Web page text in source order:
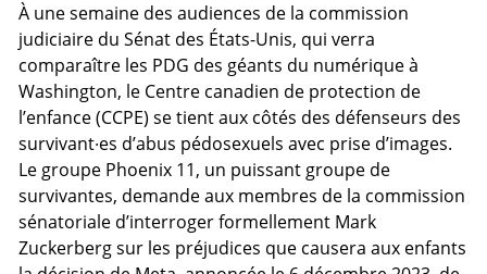
À une semaine des audiences de la commission
judiciaire du Sénat des États-Unis, qui verra
comparaître les PDG des géants du numérique à
Washington, le Centre canadien de protection de
l’enfance (CCPE) se tient aux côtés des défenseurs des
survivant·es d’abus pédosexuels avec prise d’images.
Le groupe Phoenix 11, un puissant groupe de
survivantes, demande aux membres de la commission
sénatoriale d’interroger formellement Mark
Zuckerberg sur les préjudices que causera aux enfants